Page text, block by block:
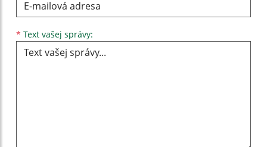
* Text vašej správy: